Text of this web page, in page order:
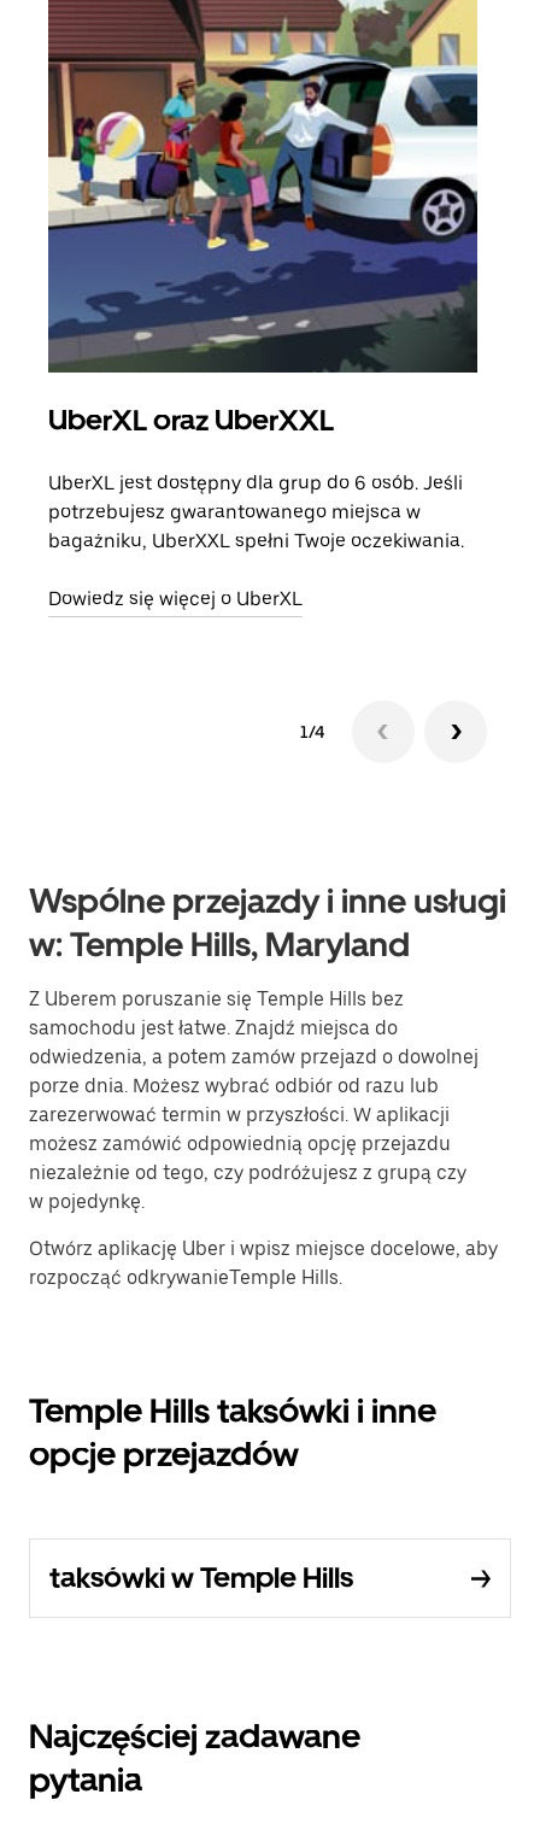
UberXL oraz UberXXL
UberXL jest dostępny dla grup do 6 osób. Jeśli
potrzebujesz gwarantowanego miejsca w
bagażniku, UberXXL spełni Twoje oczekiwania.
Dowiedz się więcej o UberXL
1/4
Wspólne przejazdy i inne usługi
w: Temple Hills, Maryland
Z Uberem poruszanie się Temple Hills bez
samochodu jest łatwe. Znajdź miejsca do
odwiedzenia, a potem zamów przejazd o dowolnej
porze dnia. Możesz wybrać odbiór od razu lub
zarezerwować termin w przyszłości. W aplikacji
możesz zamówić odpowiednią opcję przejazdu
niezależnie od tego, czy podróżujesz z grupą czy
w pojedynkę.
Otwórz aplikację Uber i wpisz miejsce docelowe, aby
rozpocząć odkrywanieTemple Hills.
Temple Hills taksówki i inne
opcje przejazdów
taksówki w Temple Hills
Najczęściej zadawane
pytania